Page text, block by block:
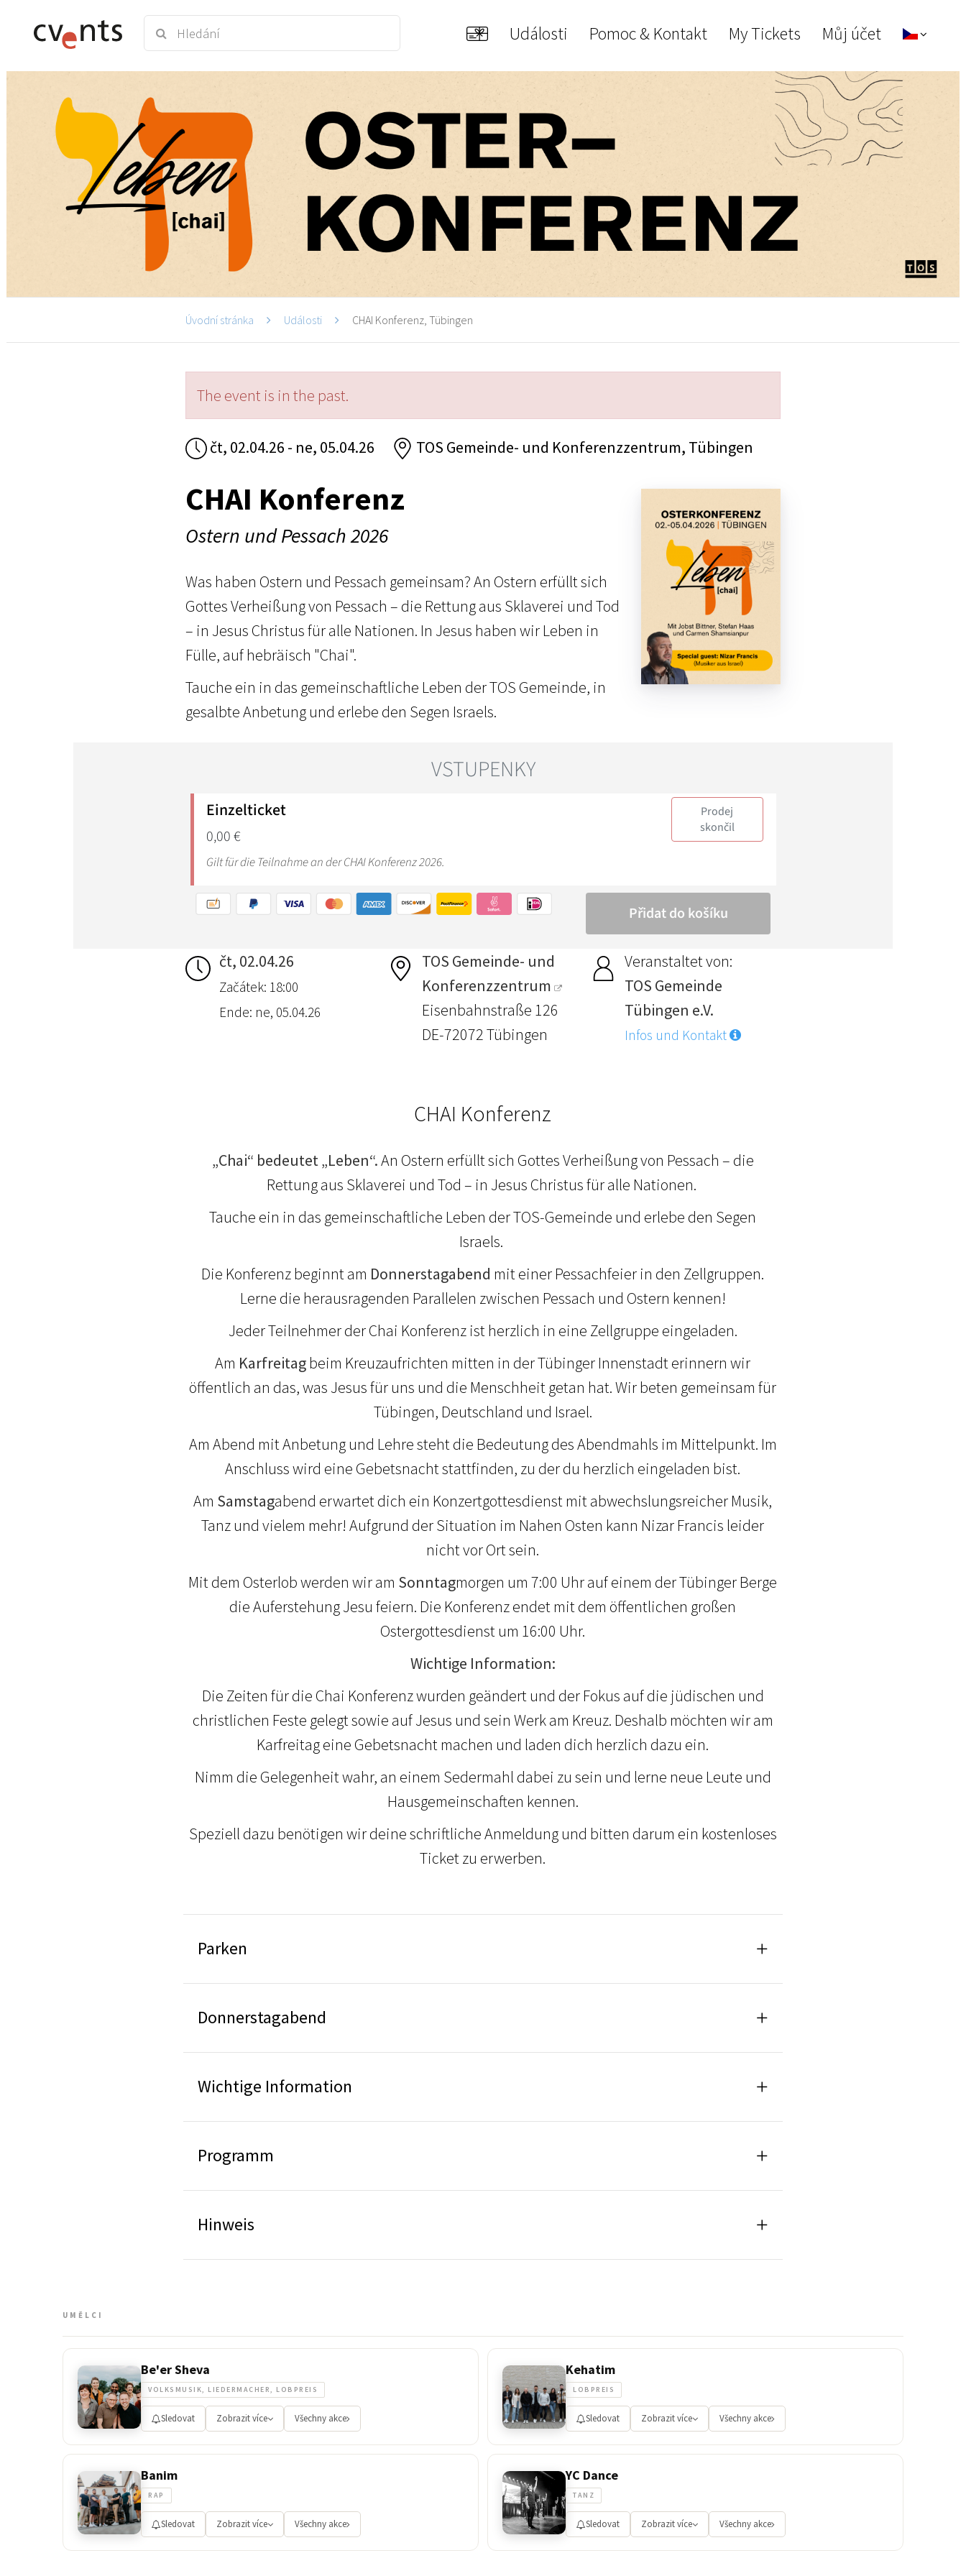
Události Pomoc & Kontakt My Tickets Můj účet
Úvodní stránka Události CHAI Konferenz, Tübingen
The event is in the past.
čt, 02.04.26 - ne, 05.04.26 TOS Gemeinde- und Konferenzzentrum, Tübingen
CHAI Konferenz
Ostern und Pessach 2026
Was haben Ostern und Pessach gemeinsam? An Ostern erfüllt sich
Gottes Verheißung von Pessach – die Rettung aus Sklaverei und Tod
– in Jesus Christus für alle Nationen. In Jesus haben wir Leben in
Fülle, auf hebräisch "Chai".
Tauche ein in das gemeinschaftliche Leben der TOS Gemeinde, in
gesalbte Anbetung und erlebe den Segen Israels.
čt, 02.04.26
Začátek: 18:00
Ende: ne, 05.04.26
TOS Gemeinde- und
Konferenzzentrum
Eisenbahnstraße 126
DE-72072 Tübingen
Veranstaltet von:
TOS Gemeinde
Tübingen e.V.
Infos und Kontakt
CHAI Konferenz
„Chai“ bedeutet „Leben“.An Ostern erfüllt sich Gottes Verheißung von Pessach – die
Rettung aus Sklaverei und Tod – in Jesus Christus für alle Nationen.
Tauche ein in das gemeinschaftliche Leben der TOS-Gemeinde und erlebe den Segen
Israels.
Die Konferenz beginnt am Donnerstagabend mit einer Pessachfeier in den Zellgruppen.
Lerne die herausragenden Parallelen zwischen Pessach und Ostern kennen!
Jeder Teilnehmer der Chai Konferenz ist herzlich in eine Zellgruppe eingeladen.
Am Karfreitagbeim Kreuzaufrichten mitten in der Tübinger Innenstadt erinnern wir
öffentlich an das, was Jesus für uns und die Menschheit getan hat. Wir beten gemeinsam für
Tübingen, Deutschland und Israel.
Am Abend mit Anbetung und Lehre steht die Bedeutung des Abendmahls im Mittelpunkt. Im
Anschluss wird eine Gebetsnacht stattfinden, zu der du herzlich eingeladen bist.
Am Samstagabend erwartet dich ein Konzertgottesdienst mit abwechslungsreicher Musik,
Tanz und vielem mehr! Aufgrund der Situation im Nahen Osten kann Nizar Francis leider
nicht vor Ort sein.
Mit dem Osterlob werden wir am Sonntagmorgen um 7:00 Uhr auf einem der Tübinger Berge
die Auferstehung Jesu feiern. Die Konferenz endet mit dem öffentlichen großen
Ostergottesdienst um 16:00 Uhr.
Wichtige Information:
Die Zeiten für die Chai Konferenz wurden geändert und der Fokus auf die jüdischen und
christlichen Feste gelegt sowie auf Jesus und sein Werk am Kreuz. Deshalb möchten wir am
Karfreitag eine Gebetsnacht machen und laden dich herzlich dazu ein.
Nimm die Gelegenheit wahr, an einem Sedermahl dabei zu sein und lerne neue Leute und
Hausgemeinschaften kennen.
Speziell dazu benötigen wir deine schriftliche Anmeldung und bitten darum ein kostenloses
Ticket zu erwerben.
Parken
Donnerstagabend
Wichtige Information
Programm
Hinweis
UMĚLCI
Be'er Sheva
VOLKSMUSIK, LIEDERMACHER, LOBPREIS
Sledovat Zobrazit více Všechny akce
Kehatim
LOBPREIS
Sledovat Zobrazit více Všechny akce
Banim
RAP
Sledovat Zobrazit více Všechny akce
YC Dance
TANZ
Sledovat Zobrazit více Všechny akce